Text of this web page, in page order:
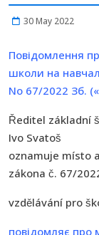
30 May 2022
Повідомлення
школи на
No 67/2022 Зб.
Ředitel základní
Ivo Svatoš
oznamuje místo
zákona č. 67/
vzdělávání pro
повідомляє про